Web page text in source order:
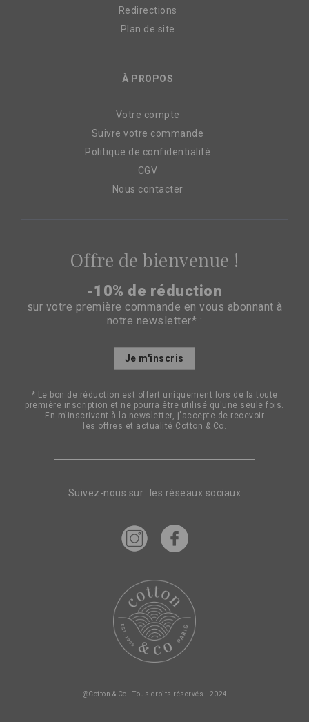
Redirections
Plan de site
À PROPOS
Votre compte
Suivre votre commande
Politique de confidentialité
CGV
Nous contacter
Suivez-nous sur les réseaux sociaux
Offre de bienvenue !
-10% de réduction
sur votre première commande en vous abonnant à
notre newsletter* :
Inscription
d’information
:
Je m'inscris
* Le bon de réduction est offert uniquement lors de la toute
première inscription et ne pourra être utilisé qu'une seule fois.
En m'inscrivant à la newsletter, j'accepte de recevoir
les offres et actualité Cotton & Co.
@Cotton & Co - Tous droits réservés - 2024